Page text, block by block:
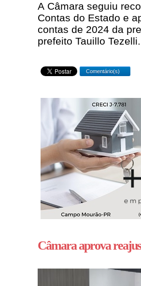
A Câmara seguiu
Contas do Estado e
contas de 2024 da
prefeito Tauillo Tezelli.
Comentário(s)
Câmara aprova